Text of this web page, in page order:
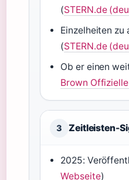
(STERN.de
Einzelheiten
(STERN.de
Ob er einen
Brown
3 Zeitleisten-
2025:
Webseite)